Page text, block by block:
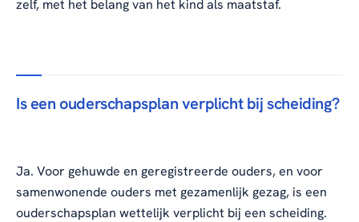
zelf, met het belang van het kind als maatstaf.
Is een ouderschapsplan verplicht bij scheiding?
Ja. Voor gehuwde en geregistreerde ouders, en voor
samenwonende ouders met gezamenlijk gezag, is een
ouderschapsplan wettelijk verplicht bij een scheiding.